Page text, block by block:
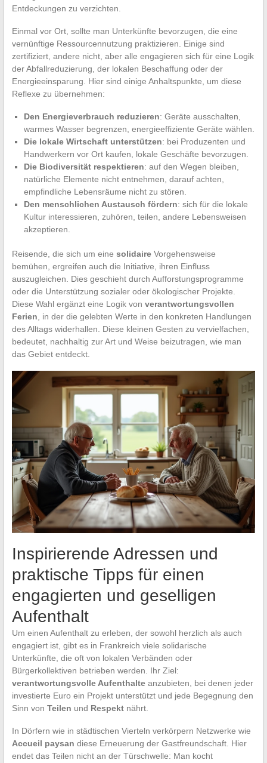
Entdeckungen zu verzichten.
Einmal vor Ort, sollte man Unterkünfte bevorzugen, die eine
vernünftige Ressourcennutzung praktizieren. Einige sind
zertifiziert, andere nicht, aber alle engagieren sich für eine Logik
der Abfallreduzierung, der lokalen Beschaffung oder der
Energieeinsparung. Hier sind einige Anhaltspunkte, um diese
Reflexe zu übernehmen:
Den Energieverbrauch reduzieren: Geräte ausschalten,
warmes Wasser begrenzen, energieeffiziente Geräte wählen.
Die lokale Wirtschaft unterstützen: bei Produzenten und
Handwerkern vor Ort kaufen, lokale Geschäfte bevorzugen.
Die Biodiversität respektieren: auf den Wegen bleiben,
natürliche Elemente nicht entnehmen, darauf achten,
empfindliche Lebensräume nicht zu stören.
Den menschlichen Austausch fördern: sich für die lokale
Kultur interessieren, zuhören, teilen, andere Lebensweisen
akzeptieren.
Reisende, die sich um eine solidaireVorgehensweise
bemühen, ergreifen auch die Initiative, ihren Einfluss
auszugleichen. Dies geschieht durch Aufforstungsprogramme
oder die Unterstützung sozialer oder ökologischer Projekte.
Diese Wahl ergänzt eine Logik von verantwortungsvollen
Ferien , in der die gelebten Werte in den konkreten Handlungen
des Alltags widerhallen. Diese kleinen Gesten zu vervielfachen,
bedeutet, nachhaltig zur Art und Weise beizutragen, wie man
das Gebiet entdeckt.
Inspirierende Adressen und
praktische Tipps für einen
engagierten und geselligen
Aufenthalt
Um einen Aufenthalt zu erleben, der sowohl herzlich als auch
engagiert ist, gibt es in Frankreich viele solidarische
Unterkünfte, die oft von lokalen Verbänden oder
Bürgerkollektiven betrieben werden. Ihr Ziel:
verantwortungsvolle Aufenthalteanzubieten, bei denen jeder
investierte Euro ein Projekt unterstützt und jede Begegnung den
Sinn von Teilen und Respektnährt.
In Dörfern wie in städtischen Vierteln verkörpern Netzwerke wie
Accueil paysan diese Erneuerung der Gastfreundschaft. Hier
endet das Teilen nicht an der Türschwelle: Man kocht